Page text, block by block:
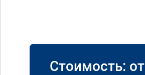
Стоимость: от